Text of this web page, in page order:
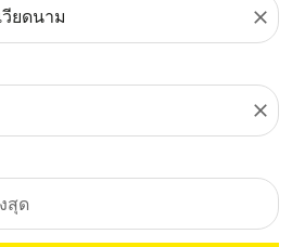
close
close